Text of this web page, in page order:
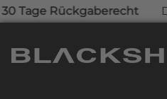
Zum Hauptinhalt springen
Rückgaberecht